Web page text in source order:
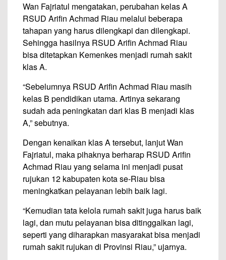
Wan Fajriatul mengatakan, perubahan kelas A
RSUD Arifin Achmad Riau melalui beberapa
tahapan yang harus dilengkapi dan dilengkapi.
Sehingga hasilnya RSUD Arifin Achmad Riau
bisa ditetapkan Kemenkes menjadi rumah sakit
klas A.
“Sebelumnya RSUD Arifin Achmad Riau masih
kelas B pendidikan utama. Artinya sekarang
sudah ada peningkatan dari klas B menjadi klas
A,” sebutnya.
Dengan kenaikan klas A tersebut, lanjut Wan
Fajriatul, maka pihaknya berharap RSUD Arifin
Achmad Riau yang selama ini menjadi pusat
rujukan 12 kabupaten kota se-Riau bisa
meningkatkan pelayanan lebih baik lagi.
“Kemudian tata kelola rumah sakit juga harus baik
lagi, dan mutu pelayanan bisa ditinggalkan lagi,
seperti yang diharapkan masyarakat bisa menjadi
rumah sakit rujukan di Provinsi Riau,” ujarnya.